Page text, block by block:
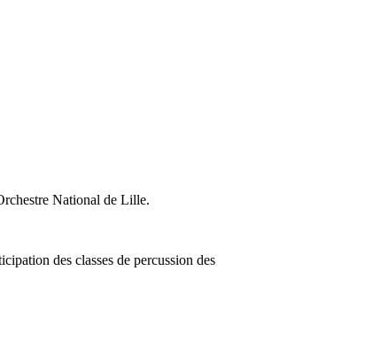
National de Lille.
des classes de percussion des